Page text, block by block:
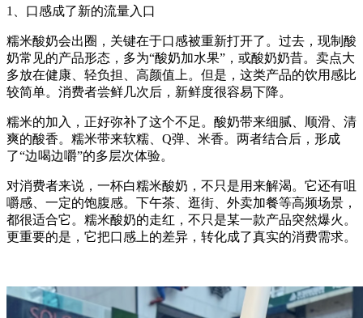
1、口感成了新的流量入口
糯米酸奶会出圈，关键在于口感被重新打开了。过去，现制酸
奶常见的产品形态，多为“酸奶加水果”，或酸奶奶昔。卖点大
多放在健康、轻负担、高颜值上。但是，这类产品的饮用感比
较简单。消费者尝鲜几次后，新鲜度很容易下降。
糯米的加入，正好弥补了这个不足。酸奶带来细腻、顺滑、清
爽的酸香。糯米带来软糯、Q弹、米香。两者结合后，形成
了“边喝边嚼”的多层次体验。
对消费者来说，一杯白糯米酸奶，不只是用来解渴。它还有咀
嚼感、一定的饱腹感。下午茶、逛街、外卖加餐等高频场景，
都很适合它。糯米酸奶的走红，不只是某一款产品突然爆火。
更重要的是，它把口感上的差异，转化成了真实的消费需求。